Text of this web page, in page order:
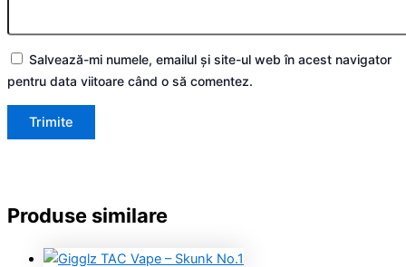
Salvează-mi numele, emailul și site-ul web în acest navigator
pentru data viitoare când o să comentez.
Produse similare